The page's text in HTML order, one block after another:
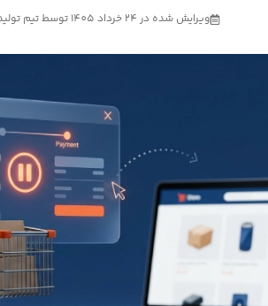
ویرایش شده در 24 خرداد 1405 توسط تیم تولید محتوای نواتل